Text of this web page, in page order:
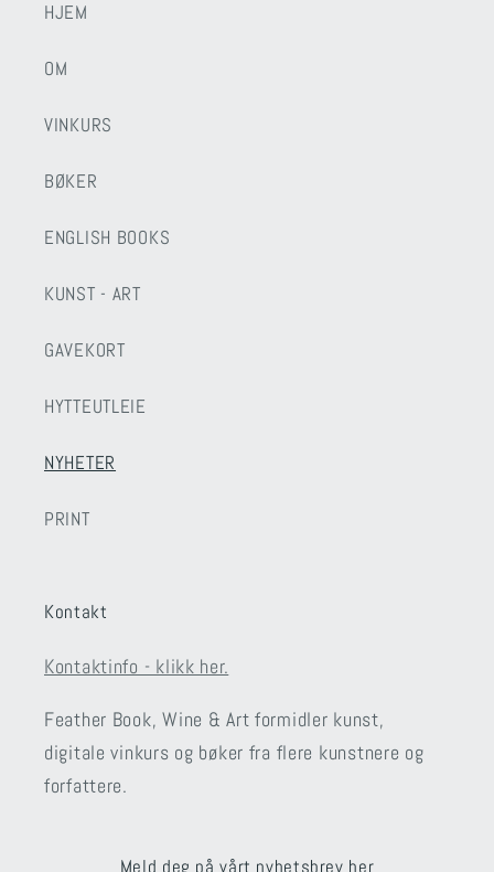
HJEM
OM
VINKURS
BØKER
ENGLISH BOOKS
KUNST - ART
GAVEKORT
HYTTEUTLEIE
NYHETER
PRINT
Kontakt
Kontaktinfo - klikk her.
Feather Book, Wine & Art formidler kunst,
digitale vinkurs og bøker fra flere kunstnere og
forfattere.
Meld deg på vårt nyhetsbrev her